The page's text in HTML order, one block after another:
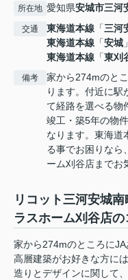
所在地 愛知県安城市三河
交通 東海道本線 「三河
東海道本線 「安城
東海道本線 「東刈
備考
家から274mのと
ります。付近に駅
て経路を選べる物
竣工・築5年の物
なります。東海道
る事でお困りなら
ーム刈谷店までお
リコット三河安城
ラスホーム刈谷店
家から274mのところにJA
高層建築がお好きな方に
造りとデザインに関して